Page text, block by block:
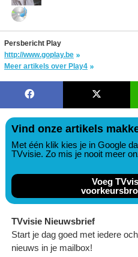
Persbericht Play
http://www.goplay.be
Meer artikels over Play4
Vind onze artikels
Met één klik kies je in Google
TVvisie. Zo mis je nooit meer
Voeg
TVvisie Nieuwsbrief
Start je dag goed met iedere
nieuws in je mailbox!